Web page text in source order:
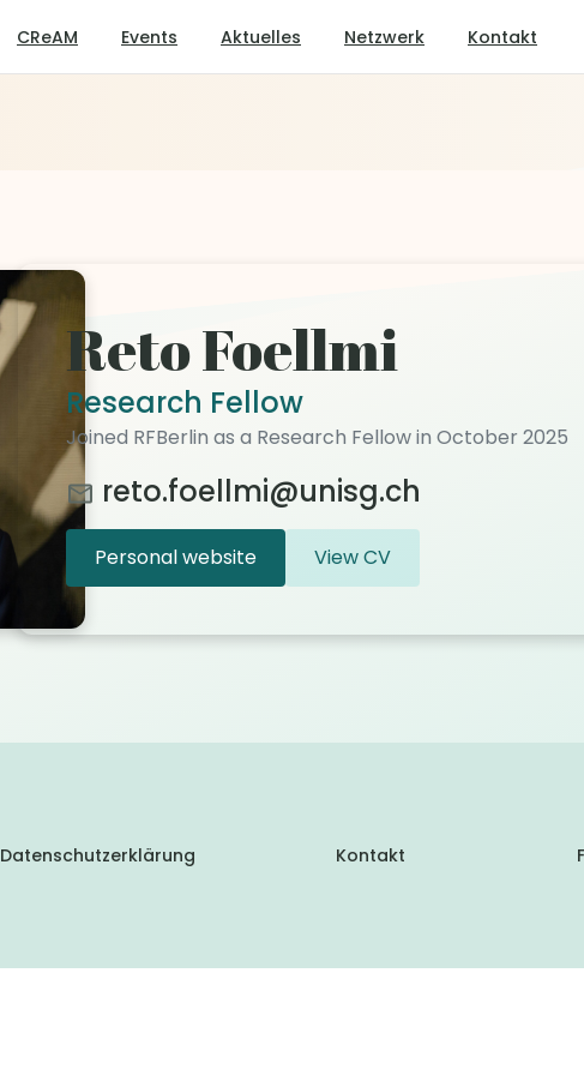
CReAM Events Aktuelles Netzwerk Kontakt
Reto Foellmi
Research Fellow
Joined RFBerlin as a Research Fellow in October 2025
reto.foellmi@unisg.ch
Personal website View CV
Datenschutzerklärung Kontakt